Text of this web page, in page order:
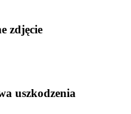
zdjęcie
uszkodzenia